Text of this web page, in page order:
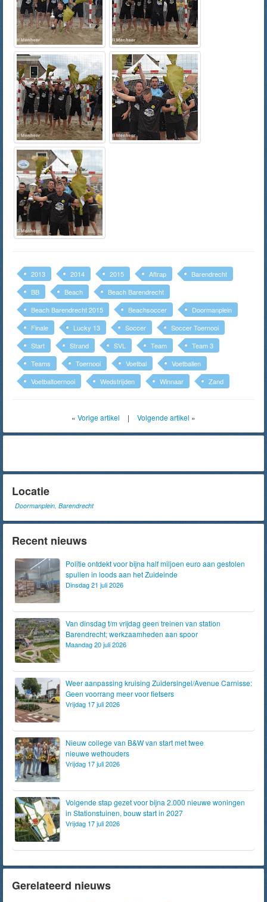
2013 2014 2015 Aftrap
Barendrecht
BB
Beach
Beach Barendrecht
Beach Barendrecht 2015
Beachsoccer
Doormanplein
Finale
Lucky 13 Soccer
Soccer Toernooi
Start
Strand SVL Team
Team 3
Teams
Toernooi Voetbal
Voetballen
Voetbaltoernooi
Wedstrijden Winnaar Zand
« Vorige artikel | Volgende artikel »
Locatie
Doormanplein, Barendrecht
Recent nieuws
Politie ontdekt voor bijna half miljoen euro aan gestolen
spullen in loods aan het Zuideinde
Dinsdag 21 juli 2026
Van dinsdag t/m vrijdag geen treinen van station
Barendrecht; werkzaamheden aan spoor
Maandag 20 juli 2026
Weer aanpassing kruising Zuidersingel/Avenue Carnisse:
Geen voorrang meer voor fietsers
Vrijdag 17 juli 2026
Nieuw college van B&W van start met twee
nieuwe wethouders
Vrijdag 17 juli 2026
Volgende stap gezet voor bijna 2.000 nieuwe woningen
in Stationstuinen, bouw start in 2027
Vrijdag 17 juli 2026
Gerelateerd nieuws